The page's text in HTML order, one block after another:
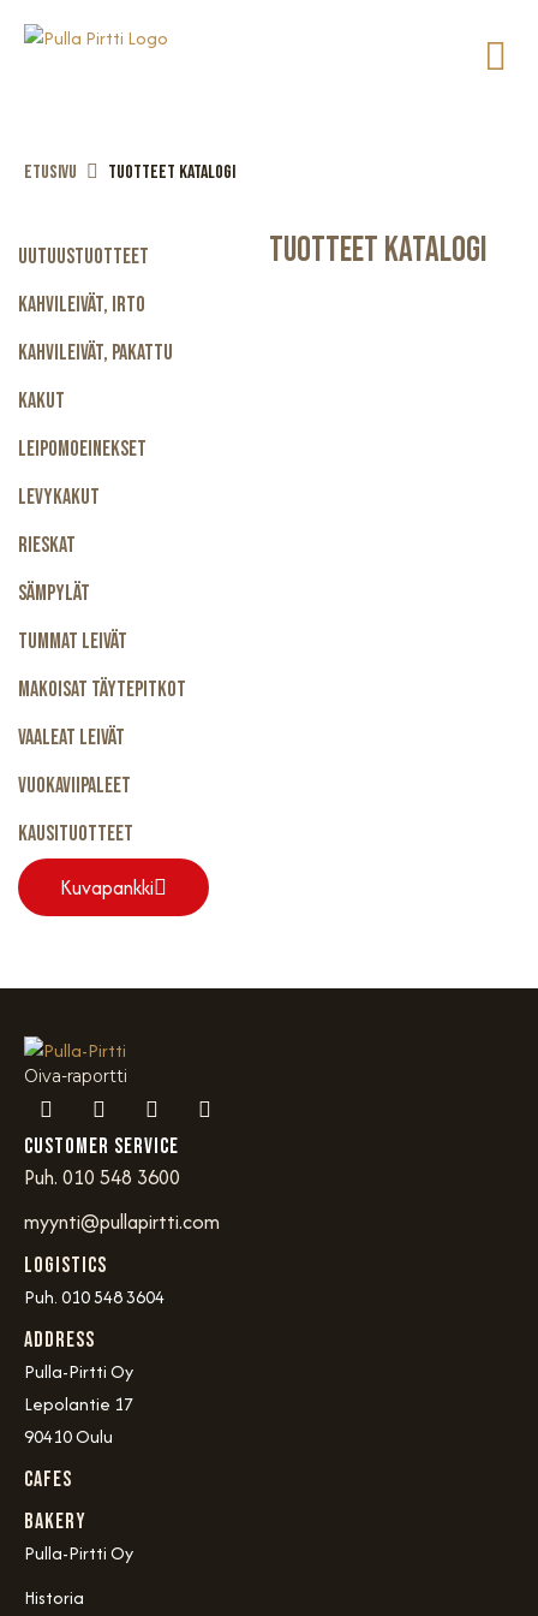
Etusivu Tuotteet katalogi
Uutuustuotteet
Kahvileivät, Irto
Kahvileivät, Pakattu
Kakut
Leipomoeinekset
Levykakut
Rieskat
Sämpylät
Tummat Leivät
Makoisat Täytepitkot
Vaaleat Leivät
Vuokaviipaleet
Kausituotteet
Kuvapankki
Tuotteet Katalogi
Oiva-raportti
Customer service
Puh. 010 548 3600
myynti@pullapirtti.com
Logistics
Puh. 010 548 3604
Address
Pulla-Pirtti Oy
Lepolantie 17
90410 Oulu
Cafes
Bakery
Pulla-Pirtti Oy
Historia